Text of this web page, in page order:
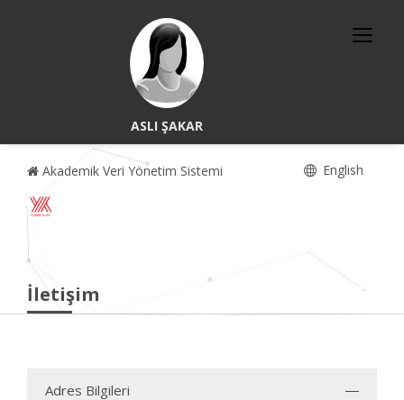
ASLI ŞAKAR
Akademik Veri Yönetim Sistemi English
İletişim
Adres Bilgileri